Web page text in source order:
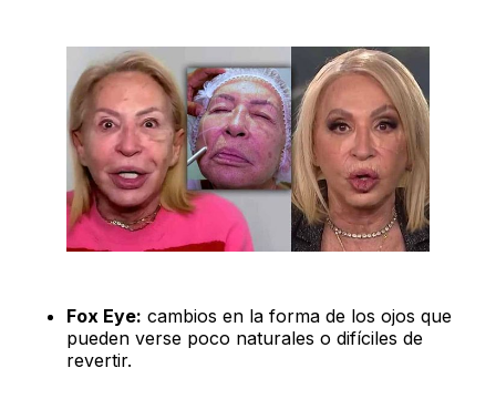
Fox Eye: cambios en la forma de los ojos que
pueden verse poco naturales o difíciles de
revertir.